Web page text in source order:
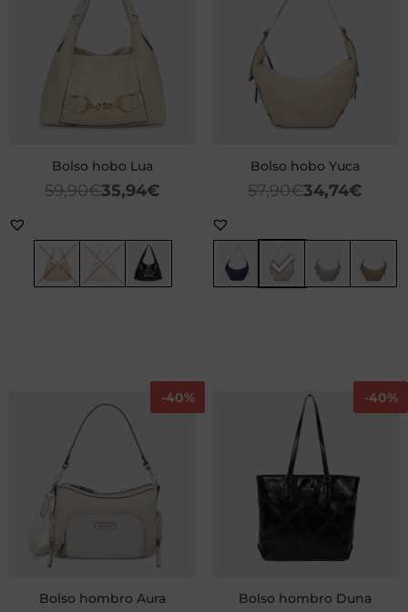
Bolso hobo Lua
59,90€35,94€
Bolso hobo Yuca
57,90€34,74€
-40%
Bolso hombro Aura
-40%
Bolso hombro Duna